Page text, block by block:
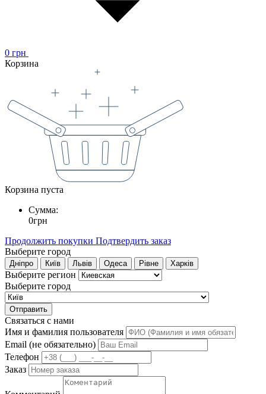
0 грн
Корзина
Корзина пуста
Сумма:
0грн
Продолжить покупки Подтвердить заказ
Выберите город
Дніпро Київ Львів Одеса Рівне Харків
Выберите регион
Выберите город
Отправить
Связаться с нами
Имя и фамилия пользователя
Email (не обязательно)
Телефон
Заказ